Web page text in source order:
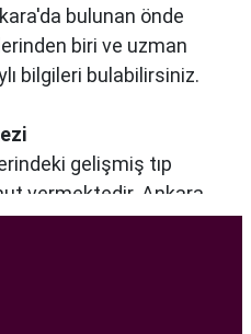
bulunan önde
biri ve uzman
bilgileri bulabilirsiniz.
gelişmiş tıp
vermektedir. Ankara
sorunu yaşayan
bir yaklaşımla
Modern
çiftlere